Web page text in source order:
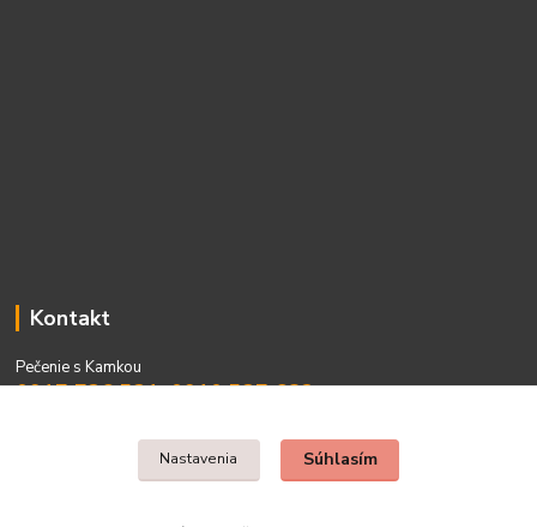
Kontakt
Pečenie s Kamkou
0917 736 531, 0910 537 682
Nastavenia Súhlasím